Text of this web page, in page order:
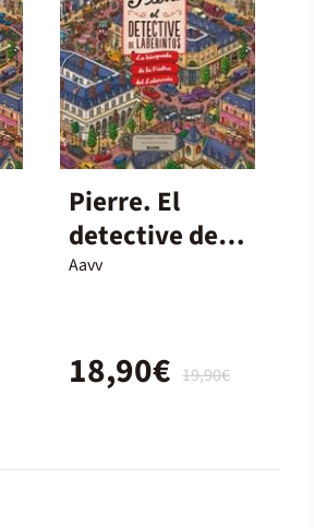
Pierre. El
detective de
laberintos
Aavv
19,90€
18,90€